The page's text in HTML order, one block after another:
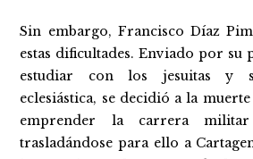
Sin embargo, Francisco Díaz
estas dificultades. Enviado por su
estudiar con los jesuitas y
eclesiástica, se decidió a la
emprender la carrera
trasladándose para ello a